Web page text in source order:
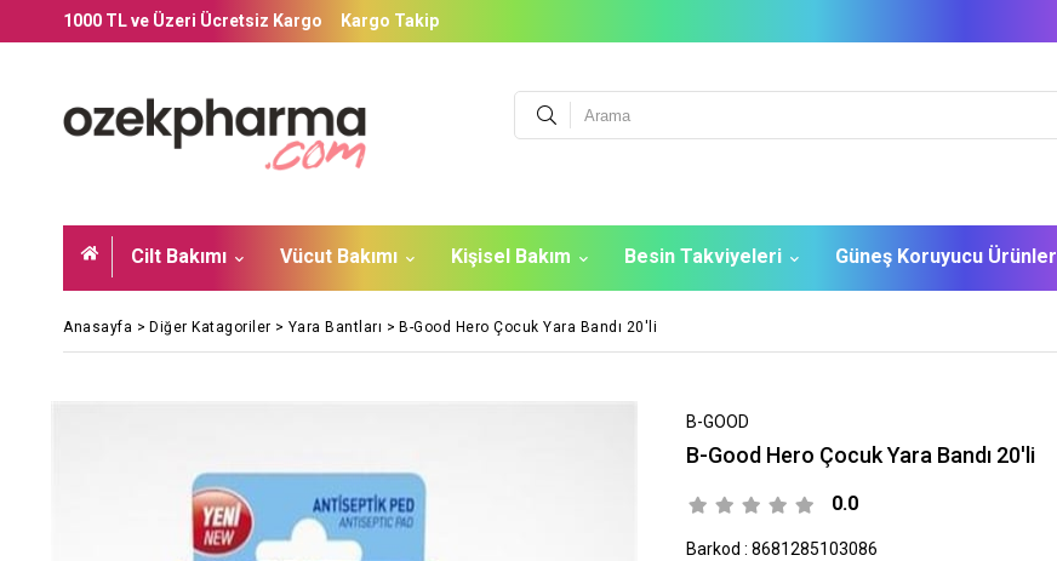
1000 TL ve Üzeri Ücretsiz Kargo Kargo Takip
Cilt Bakımı Vücut Bakımı Kişisel Bakım Besin Takviyeleri Güneş Koruyucu Ürünler
Anasayfa > Diğer Katagoriler > Yara Bantları > B-Good Hero Çocuk Yara Bandı 20'li
B-GOOD
B-Good Hero Çocuk Yara Bandı 20'li
0.0
Barkod : 8681285103086